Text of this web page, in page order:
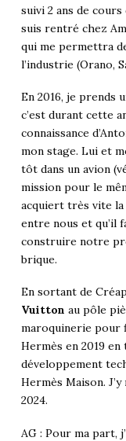
suivi 2 ans de
suis rentré chez
qui me permettra
l’industrie (Orano,
En 2016, je prends
c’est durant cette
connaissance
mon stage. Lui et
tôt dans un avion
mission pour le
acquiert très vite la
entre nous et qu’il
construire notre
brique.
En sortant de
Vuitton au pôle
maroquinerie pour
Hermès en 2019
développement
Hermès Maison.
2024.
AG : Pour ma part,